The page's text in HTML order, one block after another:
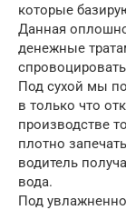
которые
Данная
денежные
Под сухой мы
в только что
производстве
плотно
водитель
вода.
Под